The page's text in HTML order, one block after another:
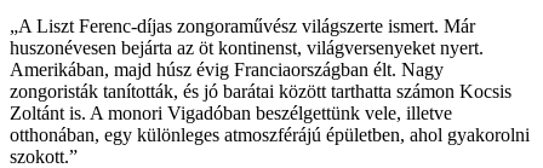
„A Liszt Ferenc-díjas zongoraművész világszerte ismert. Már
huszonévesen bejárta az öt kontinenst, világversenyeket nyert.
Amerikában, majd húsz évig Franciaországban élt. Nagy
zongoristák tanították, és jó barátai között tarthatta számon Kocsis
Zoltánt is. A monori Vigadóban beszélgettünk vele, illetve
otthonában, egy különleges atmoszférájú épületben, ahol gyakorolni
szokott.”